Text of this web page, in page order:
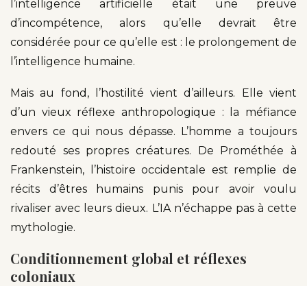
l’intelligence artificielle était une preuve
d’incompétence, alors qu’elle devrait être
considérée pour ce qu’elle est : le prolongement de
l’intelligence humaine.
Mais au fond, l’hostilité vient d’ailleurs. Elle vient
d’un vieux réflexe anthropologique : la méfiance
envers ce qui nous dépasse. L’homme a toujours
redouté ses propres créatures. De Prométhée à
Frankenstein, l’histoire occidentale est remplie de
récits d’êtres humains punis pour avoir voulu
rivaliser avec leurs dieux. L’IA n’échappe pas à cette
mythologie.
Conditionnement global et réflexes
coloniaux